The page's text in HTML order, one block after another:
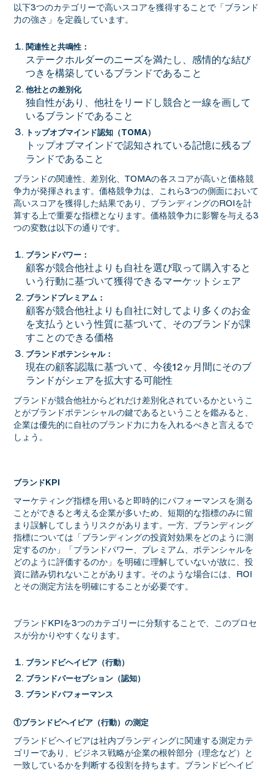
以下3つのカテゴリーで高いスコアを獲得することで「ブランド
力の強さ」を定義しています。
関連性と共鳴性：
ステークホルダーのニーズを満たし、感情的な結び
つきを構築しているブランドであること
他社との差別化
独自性があり、他社をリードし競合と一線を画して
いるブランドであること
トップオブマインド認知（TOMA）
トップオブマインドで認知されている記憶に残るブ
ランドであること
ブランドの関連性、差別化、TOMAの各スコアが高いと価格競
争力が発揮されます。価格競争力は、これら3つの側面において
高いスコアを獲得した結果であり、ブランディングのROIを計
算する上で重要な指標となります。価格競争力に影響を与える3
つの変数は以下の通りです。
ブランドパワー：
顧客が競合他社よりも自社を選び取って購入すると
いう行動に基づいて獲得できるマーケットシェア
ブランドプレミアム：
顧客が競合他社よりも自社に対してより多くのお金
を支払うという性質に基づいて、そのブランドが課
すことのできる価格
ブランドポテンシャル：
現在の顧客認識に基づいて、今後12ヶ月間にそのブ
ランドがシェアを拡大する可能性
ブランドが競合他社からどれだけ差別化されているかというこ
とがブランドポテンシャルの鍵であるということを鑑みると、
企業は優先的に自社のブランド力に力を入れるべきと言えるで
しょう。
ブランドKPI
マーケティング指標を用いると即時的にパフォーマンスを測る
ことができると考える企業が多いため、短期的な指標のみに留
まり誤解してしまうリスクがあります。一方、ブランディング
指標については「ブランディングの投資対効果をどのように測
定するのか」「ブランドパワー、プレミアム、ポテンシャルを
どのように評価するのか」を明確に理解していないが故に、投
資に踏み切れないことがあります。そのような場合には、ROI
とその測定方法を明確にすることが必要です。
ブランドKPIを3つのカテゴリーに分類することで、このプロセ
スが分かりやすくなります。
ブランドビヘイビア（行動）
ブランドパーセプション（認知）
ブランドパフォーマンス
①ブランドビヘイビア（行動）の測定
ブランドビヘイビアは社内ブランディングに関連する測定カテ
ゴリーであり、ビジネス戦略が企業の根幹部分（理念など）と
一致しているかを判断する役割を持ちます。ブランドビヘイビ